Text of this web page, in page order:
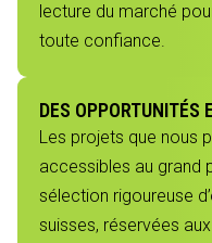
lecture du marché
toute confiance.
DES OPPORTUNITÉS
Les projets que nous
accessibles au grand
sélection rigoureuse
suisses, réservées